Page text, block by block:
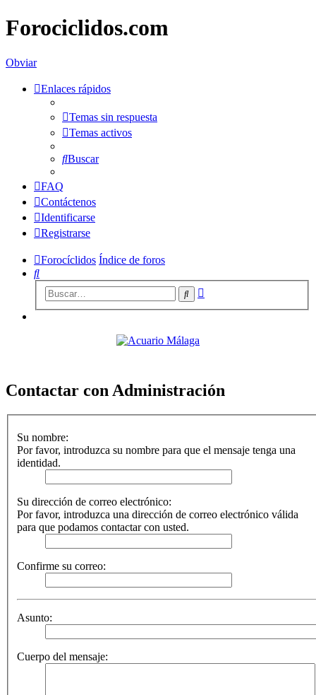
Forociclidos.com
Obviar
Enlaces rápidos
Temas sin respuesta
Temas activos
Buscar
FAQ
Contáctenos
Identificarse
Registrarse
Forocíclidos Índice de foros
Buscar
Buscar
Contactar con Administración
Su nombre:
Por favor, introduzca su nombre para que el mensaje tenga una
identidad.
Su dirección de correo electrónico:
Por favor, introduzca una dirección de correo electrónico válida
para que podamos contactar con usted.
Confirme su correo:
Asunto:
Cuerpo del mensaje: